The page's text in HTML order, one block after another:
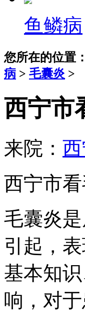
鱼鳞病
您所在的位置：
病 > 毛囊炎 >
西宁市
来院：
西宁市
毛囊炎
引起，
基本知
响，对